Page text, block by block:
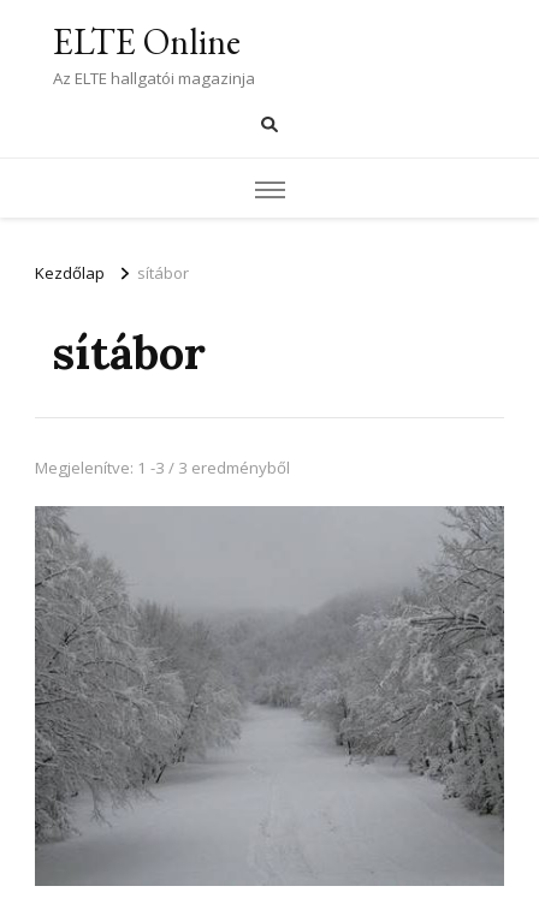
ELTE Online
Az ELTE hallgatói magazinja
Kezdőlap sítábor
sítábor
Megjelenítve: 1 -3 / 3 eredményből